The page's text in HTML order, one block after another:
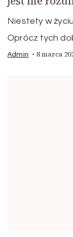
Niestety w
Oprócz tych
Admin 8 marca